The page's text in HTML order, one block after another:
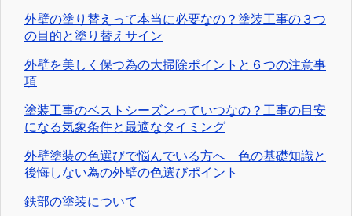
外壁の塗り替えって本当に必要なの？塗装工事の３つ
の目的と塗り替えサイン
外壁を美しく保つ為の大掃除ポイントと６つの注意事
項
塗装工事のベストシーズンっていつなの？工事の目安
になる気象条件と最適なタイミング
外壁塗装の色選びで悩んでいる方へ 色の基礎知識と
後悔しない為の外壁の色選びポイント
鉄部の塗装について